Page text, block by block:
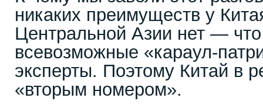
никаких преимуществ у
Центральной Азии нет —
всевозможные «караул-
эксперты. Поэтому Китай в
«вторым номером».